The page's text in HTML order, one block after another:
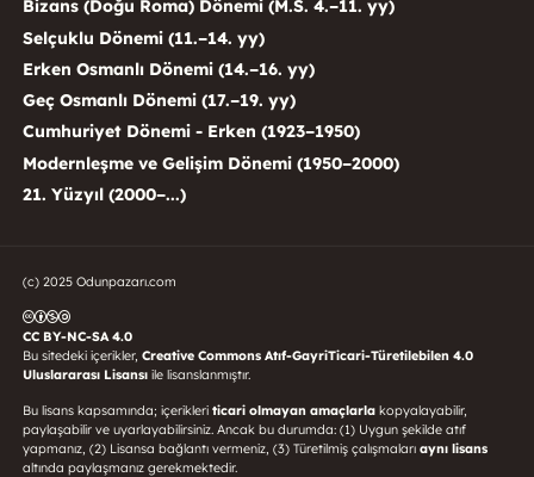
Bizans (Doğu Roma) Dönemi (M.S. 4.–11. yy)
Selçuklu Dönemi (11.–14. yy)
Erken Osmanlı Dönemi (14.–16. yy)
Geç Osmanlı Dönemi (17.–19. yy)
Cumhuriyet Dönemi - Erken (1923–1950)
Modernleşme ve Gelişim Dönemi (1950–2000)
21. Yüzyıl (2000–...)
(c) 2025 Odunpazarı.com
CC BY-NC-SA 4.0
Bu sitedeki içerikler, Creative Commons Atıf-GayriTicari-Türetilebilen 4.0
Uluslararası Lisansı ile lisanslanmıştır.
Bu lisans kapsamında; içerikleri ticari olmayan amaçlarlakopyalayabilir,
paylaşabilir ve uyarlayabilirsiniz. Ancak bu durumda: (1) Uygun şekilde atıf
yapmanız, (2) Lisansa bağlantı vermeniz, (3) Türetilmiş çalışmaları aynı lisans
altında paylaşmanız gerekmektedir.